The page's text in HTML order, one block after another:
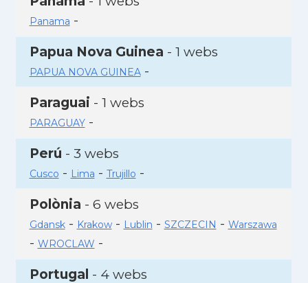
Panama -
Papua Nova Guinea - 1 webs
PAPUA NOVA GUINEA-
Paraguai - 1 webs
PARAGUAY-
Perú - 3 webs
Cusco - Lima - Trujillo -
Polònia - 6 webs
Gdansk- Krakow- Lublin - SZCZECIN - Warszawa
- WROCLAW -
Portugal - 4 webs